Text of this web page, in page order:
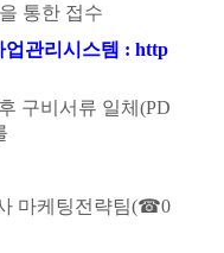
통한 접수
관리시스템 : http
구비서류 일체 (PD
마케팅전략팀(☎0